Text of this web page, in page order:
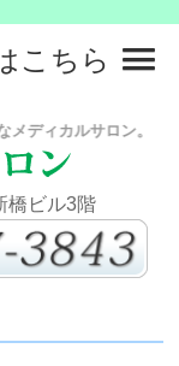
こちら
カルサロン。フォト
橋ビル3階